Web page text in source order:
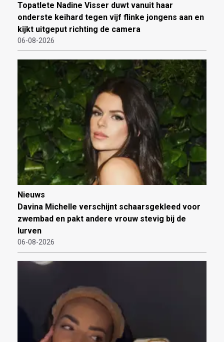
Topatlete Nadine Visser duwt vanuit haar
onderste keihard tegen vijf flinke jongens aan en
kijkt uitgeput richting de camera
06-08-2026
Nieuws
Davina Michelle verschijnt schaarsgekleed voor
zwembad en pakt andere vrouw stevig bij de
lurven
06-08-2026